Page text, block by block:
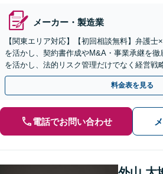
メーカー・製造業
【関東エリア対応】【初回相談無料】弁護
を活かし、契約書作成やM&A・事業承継を
を活かし、法的リスク管理だけでなく経営戦
めと守りの法務で、企業のさらなる成長に貢
料金表を見る
電話でお問い合わせ